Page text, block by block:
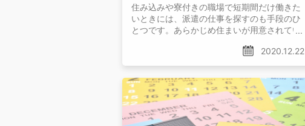
住み込みや寮付きの職場で短期間だけ働きた
いときには、派遣の仕事を探すのも手段のひ
とつです。あらかじめ住まいが用意されてい
探すという手間もかかりません。
2020.12.22